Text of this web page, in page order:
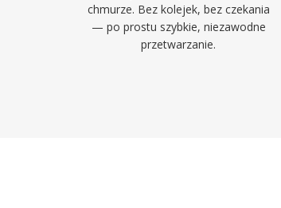
kompromisem
zajmuje ok. 10 MB
GB, choc RF64 znosi
chmurze. Bez kolejek, bez czekania
— po prostu szybkie, niezawodne
przetwarzanie.